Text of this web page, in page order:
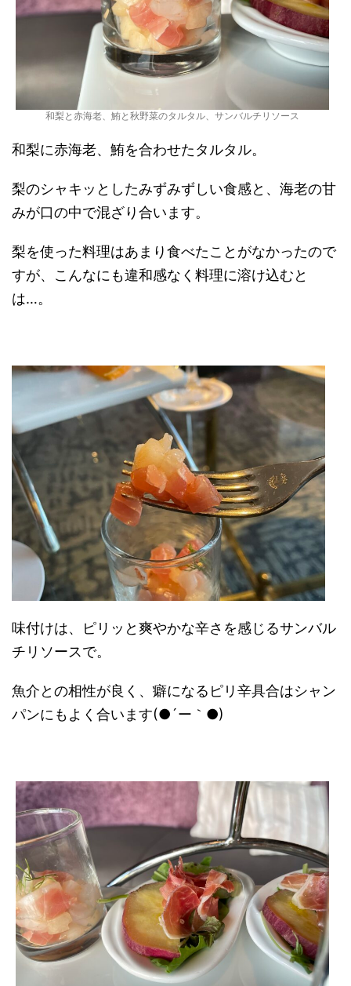
和梨と赤海老、鮪と秋野菜のタルタル、サンバルチリソース
和梨に赤海老、鮪を合わせたタルタル。
梨のシャキッとしたみずみずしい食感と、海老の甘
みが口の中で混ざり合います。
梨を使った料理はあまり食べたことがなかったので
すが、こんなにも違和感なく料理に溶け込むと
は…。
味付けは、ピリッと爽やかな辛さを感じるサンバル
チリソースで。
魚介との相性が良く、癖になるピリ辛具合はシャン
パンにもよく合います(●´ー｀●)